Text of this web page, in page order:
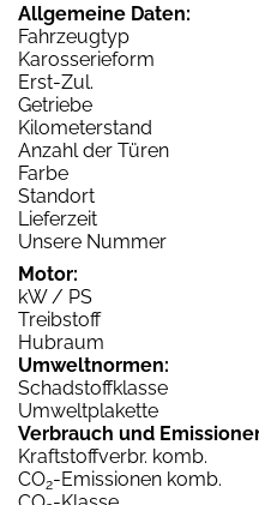
Allgemeine Daten:
Fahrzeugtyp
Karosserieform
Erst-Zul.
Getriebe
Kilometerstand
Anzahl der Türen
Farbe
Standort
Lieferzeit
Unsere Nummer
Motor:
kW / PS
Treibstoff
Hubraum
Umweltnormen:
Schadstoffklasse
Umweltplakette
Verbrauch und
Kraftstoffverbr. komb.
CO2-Emissionen komb.